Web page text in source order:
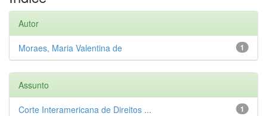
Autor
1
Moraes, Maria Valentina de
Assunto
1
Corte Interamericana de Direitos ...